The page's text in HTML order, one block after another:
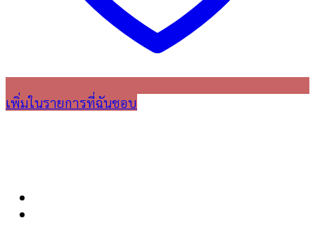
เพิ่มในรายการที่ฉันชอบ